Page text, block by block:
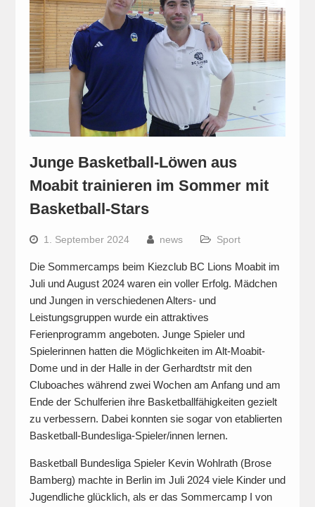
Junge Basketball-Löwen aus
Moabit trainieren im Sommer mit
Basketball-Stars
1. September 2024 news Sport
Die Sommercamps beim Kiezclub BC Lions Moabit im
Juli und August 2024 waren ein voller Erfolg. Mädchen
und Jungen in verschiedenen Alters- und
Leistungsgruppen wurde ein attraktives
Ferienprogramm angeboten. Junge Spieler und
Spielerinnen hatten die Möglichkeiten im Alt-Moabit-
Dome und in der Halle in der Gerhardtstr mit den
Cluboaches während zwei Wochen am Anfang und am
Ende der Schulferien ihre Basketballfähigkeiten gezielt
zu verbessern. Dabei konnten sie sogar von etablierten
Basketball-Bundesliga-Spieler/innen lernen.
Basketball Bundesliga Spieler Kevin Wohlrath (Brose
Bamberg) machte in Berlin im Juli 2024 viele Kinder und
Jugendliche glücklich, als er das Sommercamp I von